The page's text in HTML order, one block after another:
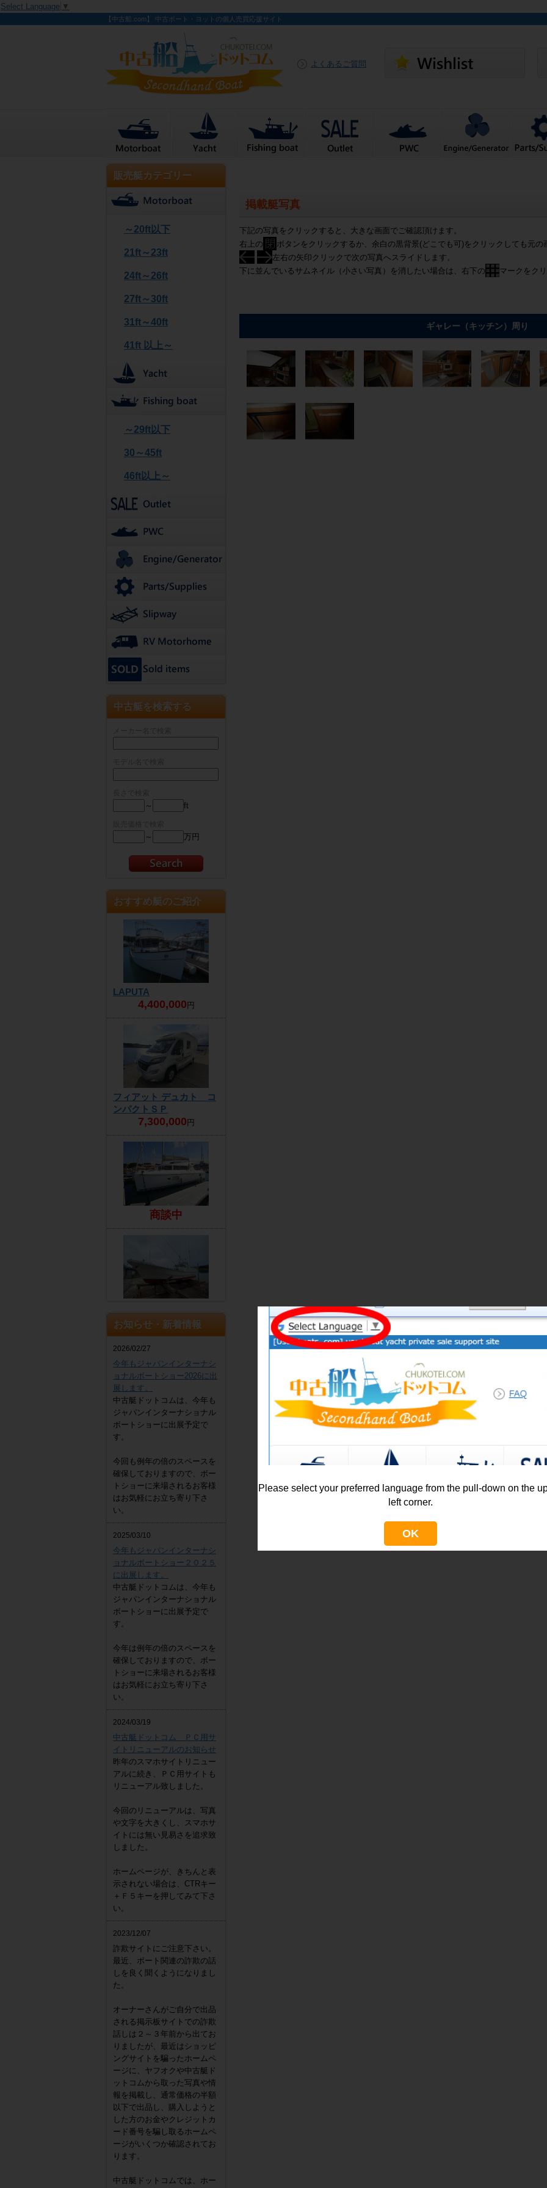
Select Language ▼
【中古船.com】 中古ボート・ヨットの個人売買応援サイト
よくあるご質問
販売艇カテゴリー
～20ft以下
21ft～23ft
24ft～26ft
27ft～30ft
31ft～40ft
41ft 以上～
～29ft以下
30～45ft
46ft以上～
中古艇を検索する
～ ft
～ 万円
おすすめ艇のご紹介
LAPUTA
4,400,000 円
フィアット デュカト コ
ンパクトＳＰ
7,300,000 円
商談中
4,300,000円
お知らせ・新着情報
2026/02/27
今年もジャパンインターナシ
ョナルボートショー2026に出
展します。
中古艇ドットコムは、今年も
ジャパンインターナショナル
ボートショーに出展予定で
す。
今回も例年の倍のスペースを
確保しておりますので、ボー
トショーに来場されるお客様
はお気軽にお立ち寄り下さ
い。
2025/03/10
今年もジャパンインターナシ
ョナルボートショー２０２５
に出展します。
中古艇ドットコムは、今年も
ジャパンインターナショナル
ボートショーに出展予定で
す。
今年は例年の倍のスペースを
確保しておりますので、ボー
トショーに来場されるお客様
はお気軽にお立ち寄り下さ
い。
2024/03/19
中古艇ドットコム ＰＣ用サ
イトリニューアルのお知らせ
昨年のスマホサイトリニュー
アルに続き、ＰＣ用サイトも
リニューアル致しました。
今回のリニューアルは、写真
や文字を大きくし、スマホサ
イトには無い見易さを追求致
しました。
ホームページが、きちんと表
示されない場合は、CTRキー
＋Ｆ５キーを押してみて下さ
い。
2023/12/07
詐欺サイトにご注意下さい。
最近、ボート関連の詐欺の話
しを良く聞くようになりまし
た。
オーナーさんがご自分で出品
される掲示板サイトでの詐欺
話しは２～３年前から出てお
りましたが、最近はショッピ
ングサイトを騙ったホームペ
ージに、ヤフオクや中古艇ド
ットコムから取った写真や情
報を掲載し、通常価格の半額
以下で出品し、購入しようと
した方のお金やクレジットカ
ード番号を騙し取るホームペ
ージがいくつか確認されてお
ります。
中古艇ドットコムでは、ホー
掲載艇写真
下記の写真をクリックすると、大きな画面でご確認頂けます。
右上の
ボタンをクリックするか、余白の黒背景(どこでも可)をクリックしても元の
左右の矢印クリックで次の写真へスライドします。
下に並んでいるサムネイル（小さい写真）を消したい場合は、右下の
マークをク
ギャレー（キッチン）周り
Please select your preferred language from the pull-down on the
left corner.
OK